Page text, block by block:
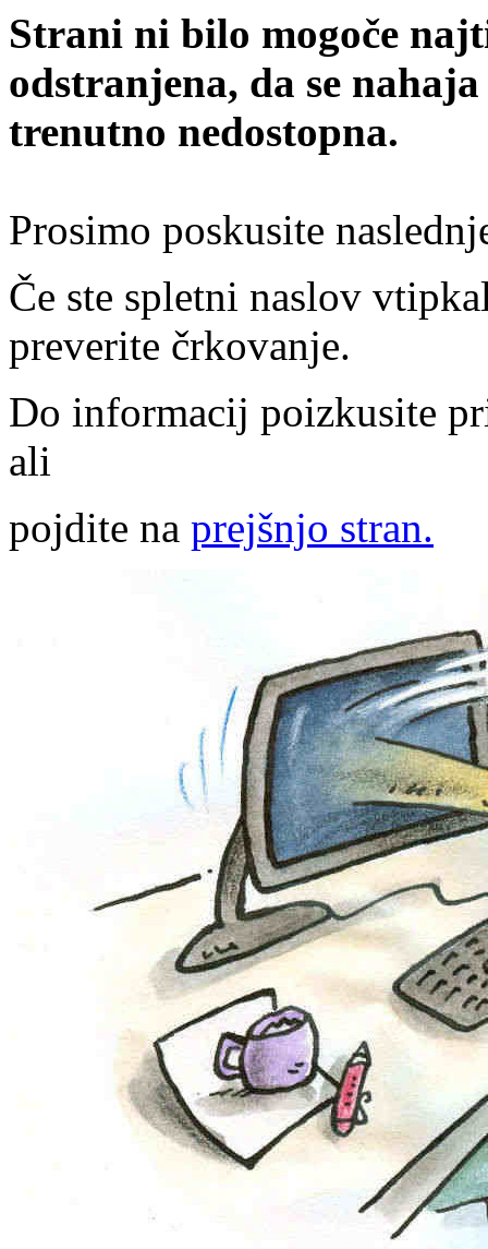
Strani ni bilo mogoče
odstranjena, da se
trenutno nedostopna.
Prosimo poskusite
Če ste spletni naslov
preverite črkovanje.
Do informacij poizkusite
ali
pojdite na prejšnjo stran.